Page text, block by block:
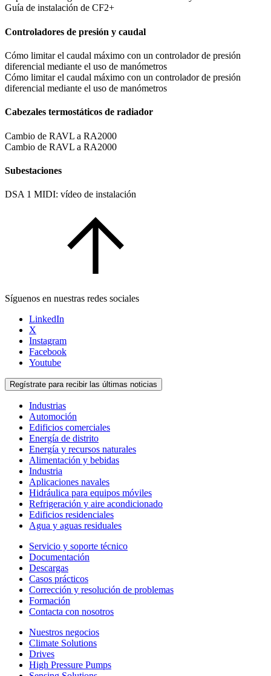
Guía de instalación de CF2+
Controladores de presión y caudal
Cómo limitar el caudal máximo con un controlador de presión
diferencial mediante el uso de manómetros
Cómo limitar el caudal máximo con un controlador de presión
diferencial mediante el uso de manómetros
Cabezales termostáticos de radiador
Cambio de RAVL a RA2000
Cambio de RAVL a RA2000
Subestaciones
DSA 1 MIDI: vídeo de instalación
Síguenos en nuestras redes sociales
LinkedIn
X
Instagram
Facebook
Youtube
Regístrate para recibir las últimas noticias
Industrias
Automoción
Edificios comerciales
Energía de distrito
Energía y recursos naturales
Alimentación y bebidas
Industria
Aplicaciones navales
Hidráulica para equipos móviles
Refrigeración y aire acondicionado
Edificios residenciales
Agua y aguas residuales
Servicio y soporte técnico
Documentación
Descargas
Casos prácticos
Corrección y resolución de problemas
Formación
Contacta con nosotros
Nuestros negocios
Climate Solutions
Drives
High Pressure Pumps